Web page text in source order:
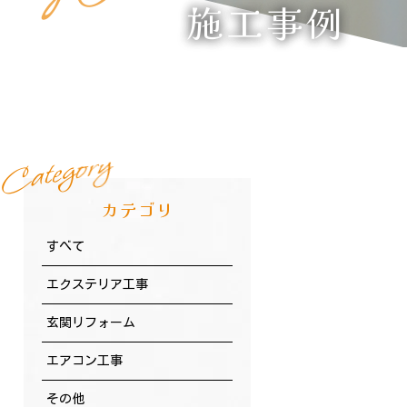
施工事例
ategory
カテゴリ
すべて
エクステリア工事
玄関リフォーム
エアコン工事
その他